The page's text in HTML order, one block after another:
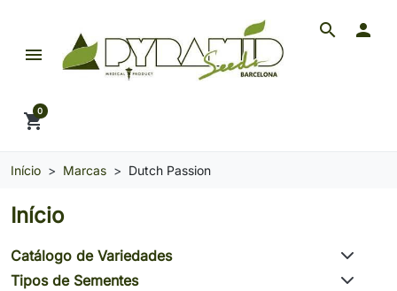
Pyramid Seeds Brasil: O Seu Banco de Seeds de
search
menu

shopping_cart
0
Início Marcas Dutch Passion
Início
Catálogo de Variedades
Tipos de Sementes